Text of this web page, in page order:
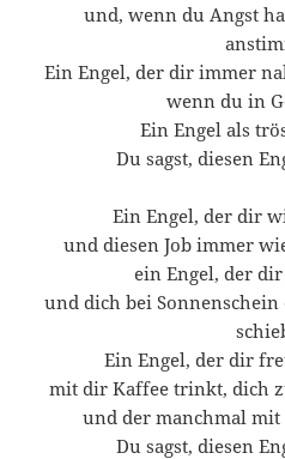
und, wenn du Angst
Ein Engel, der dir immer
wenn du in
Ein Engel als
Du sagst, diesen
Ein Engel, der dir
und diesen Job immer
ein Engel, der
und dich bei Sonnenschein
Ein Engel, der dir
mit dir Kaffee trinkt, dich
und der manchmal
Du sagst, diesen